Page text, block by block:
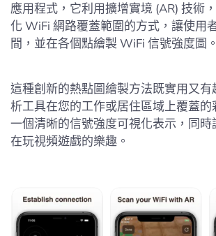
應用程式，它利用擴增實境 (AR) 技術
化 WiFi 網路覆蓋範圍的方式，讓使用
間，並在各個點繪製 WiFi 信號強度圖。
這種創新的熱點圖繪製方法既實用又
析工具在您的工作或居住區域上覆蓋的
一個清晰的信號強度可視化表示，同時
在玩視頻遊戲的樂趣。